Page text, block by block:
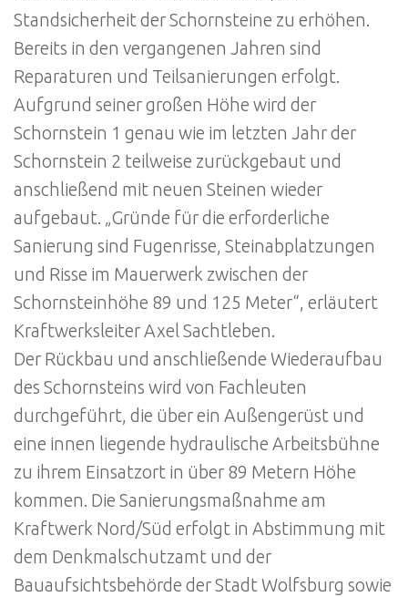
Standsicherheit der Schornsteine zu erhöhen.
Bereits in den vergangenen Jahren sind
Reparaturen und Teilsanierungen erfolgt.
Aufgrund seiner großen Höhe wird der
Schornstein 1 genau wie im letzten Jahr der
Schornstein 2 teilweise zurückgebaut und
anschließend mit neuen Steinen wieder
aufgebaut. „Gründe für die erforderliche
Sanierung sind Fugenrisse, Steinabplatzungen
und Risse im Mauerwerk zwischen der
Schornsteinhöhe 89 und 125 Meter“, erläutert
Kraftwerksleiter Axel Sachtleben.
Der Rückbau und anschließende Wiederaufbau
des Schornsteins wird von Fachleuten
durchgeführt, die über ein Außengerüst und
eine innen liegende hydraulische Arbeitsbühne
zu ihrem Einsatzort in über 89 Metern Höhe
kommen. Die Sanierungsmaßnahme am
Kraftwerk Nord/Süd erfolgt in Abstimmung mit
dem Denkmalschutzamt und der
Bauaufsichtsbehörde der Stadt Wolfsburg sowie